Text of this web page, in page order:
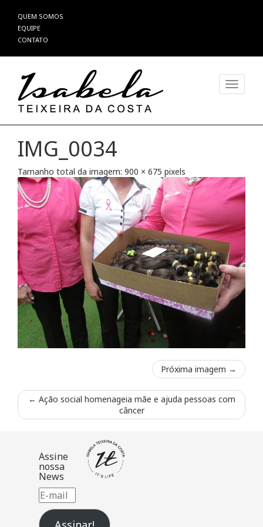
Pular
para
o
QUEM SOMOS
EQUIPE
CONTATO
IMG_0034
Tamanho total da imagem: 900 × 675 pixels
Próxima imagem →
← Ação social homenageia mãe e ajuda pessoas com
câncer
Assine
nossa
News
E-
mail